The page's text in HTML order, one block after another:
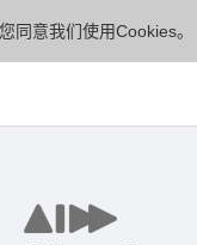
同意我们使用Cookies。